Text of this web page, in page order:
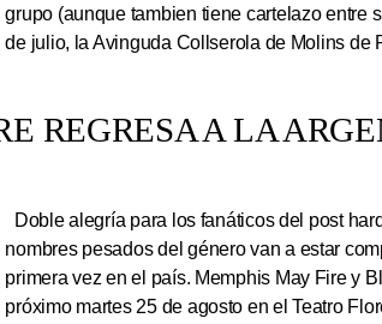
grupo (aunque tambien tiene cartelazo entre
de julio, la Avinguda Collserola de Molins de
REGRESA A LA
Doble alegría para los fanáticos del post
nombres pesados del género van a estar
primera vez en el país. Memphis May Fire y
próximo martes 25 de agosto en el Teatro